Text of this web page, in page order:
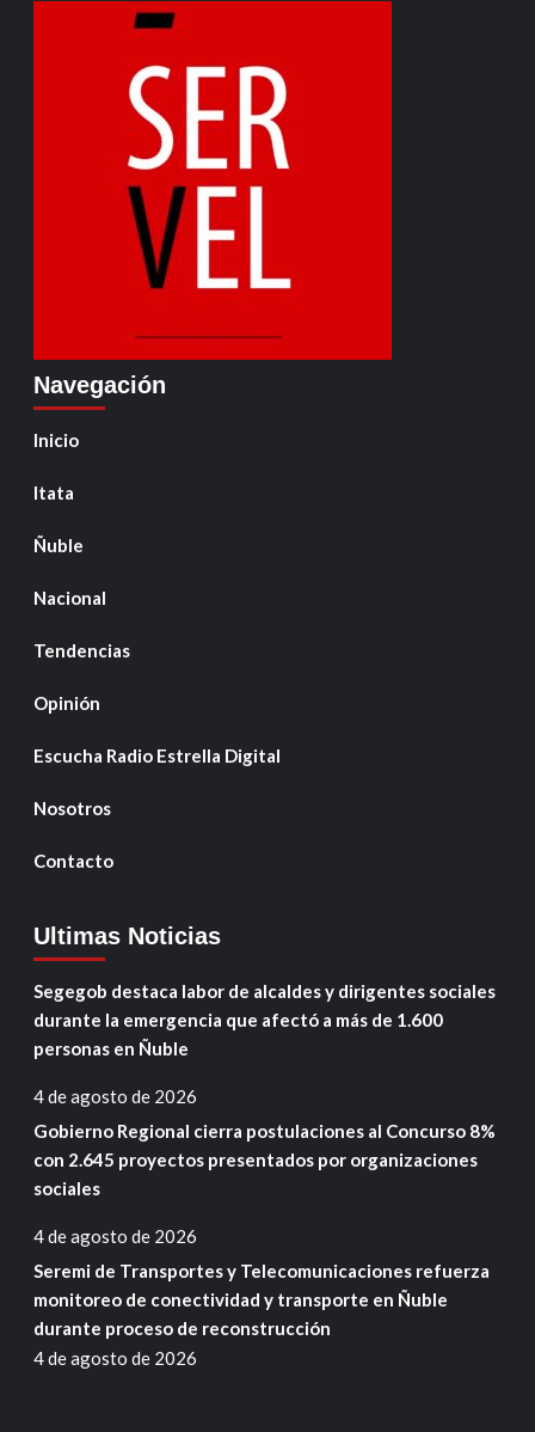
Navegación
Inicio
Itata
Ñuble
Nacional
Tendencias
Opinión
Escucha Radio Estrella Digital
Nosotros
Contacto
Ultimas Noticias
Segegob destaca labor de alcaldes y dirigentes sociales
durante la emergencia que afectó a más de 1.600
personas en Ñuble
4 de agosto de 2026
Gobierno Regional cierra postulaciones al Concurso 8%
con 2.645 proyectos presentados por organizaciones
sociales
4 de agosto de 2026
Seremi de Transportes y Telecomunicaciones refuerza
monitoreo de conectividad y transporte en Ñuble
durante proceso de reconstrucción
4 de agosto de 2026